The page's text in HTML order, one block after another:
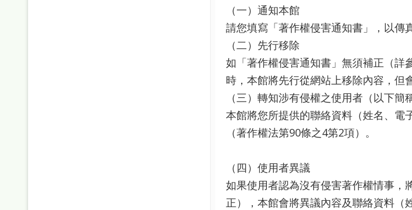
（一）通知本館
請您填寫「著作權侵害通知書」，以傳
（二）先行移除
如「著作權侵害通知書」無須補正（詳
時，本館將先行從網站上移除內容，但
（三）轉知涉有侵權之使用者（以下簡
本館將您所提供的聯絡資料（姓名、電
（著作權法第90條之4第2項）。
（四）使用者異議
如果使用者認為沒有侵害著作權情事，
正），本館會將異議內容及聯絡資料（